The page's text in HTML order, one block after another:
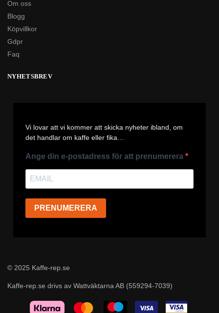
Om oss
Blogg
Köpvillkor
Gdpr
Faq
NYHETSBREV
Vi lovar att vi kommer att skicka nyheter ibland, om
det handlar om kaffe eller fika…
Ange din e-postadress för att prenumerera
PRENUMERERA
© 2025 Kaffe-rep.se
Kaffe-rep.se drivs av Wattväktarna AB (559294-7039)